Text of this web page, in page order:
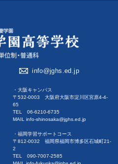
info@jghs.ed.jp
・大阪キャンパス
〒532-0003 大阪府大阪市淀川区宮原4-4-
65
TEL 06-6210-6735
MAIL info-shinosaka@jghs.ed.jp
・福岡学習サポートコース
〒812-0032 福岡県福岡市博多区石城町21-
2
TEL 090-7007-2585